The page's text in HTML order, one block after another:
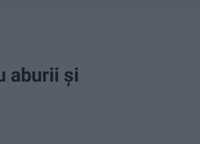
aburii și